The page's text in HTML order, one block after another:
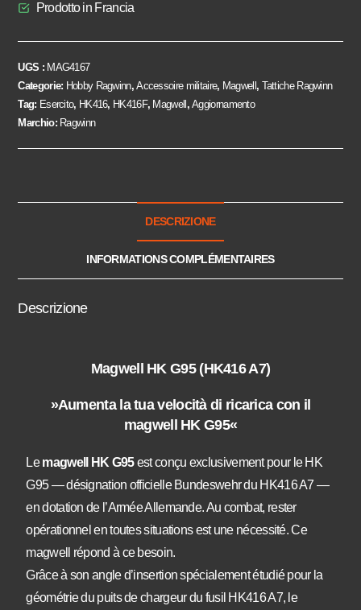
Prodotto in Francia
UGS : MAG4167
Categorie: Hobby Ragwinn,Accessoire militaire, Magwell , Tattiche Ragwinn
Tag: Esercito, HK416, HK416F, Magwell ,Aggiornamento
Marchio: Ragwinn
DESCRIZIONE
INFORMATIONS COMPLÉMENTAIRES
Descrizione
Magwell HK G95 (HK416 A7)
»Aumenta la tua velocità di ricarica con il
magwell HK G95«
Lemagwell HK G95est conçu exclusivement pour le HK
G95 — désignation officielle Bundeswehr du HK416 A7 —
en dotation de l’Armée Allemande. Au combat, rester
opérationnel en toutes situations est une nécessité. Ce
magwell répond à ce besoin.
Grâce à son angle d’insertion spécialement étudié pour la
géométrie du puits de chargeur du fusil HK416 A7, le